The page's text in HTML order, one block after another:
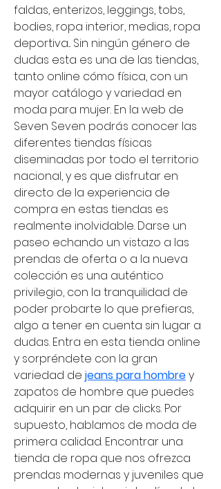
faldas, enterizos, leggings, tobs,
bodies, ropa interior, medias, ropa
deportiva... Sin ningún género de
dudas esta es una de las tiendas,
tanto online cómo física, con un
mayor catálogo y variedad en
moda para mujer. En la web de
Seven Seven podrás conocer las
diferentes tiendas físicas
diseminadas por todo el territorio
nacional, y es que disfrutar en
directo de la experiencia de
compra en estas tiendas es
realmente inolvidable. Darse un
paseo echando un vistazo a las
prendas de oferta o a la nueva
colección es una auténtico
privilegio, con la tranquilidad de
poder probarte lo que prefieras,
algo a tener en cuenta sin lugar a
dudas. Entra en esta tienda online
y sorpréndete con la gran
variedad de jeans para hombre y
zapatos de hombre que puedes
adquirir en un par de clicks. Por
supuesto, hablamos de moda de
primera calidad. Encontrar una
tienda de ropa que nos ofrezca
prendas modernas y juveniles que